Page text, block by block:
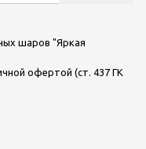
шаров "Яркая
офертой (ст. 437 ГК